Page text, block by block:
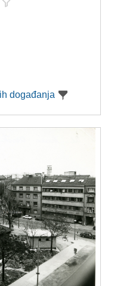
događanja